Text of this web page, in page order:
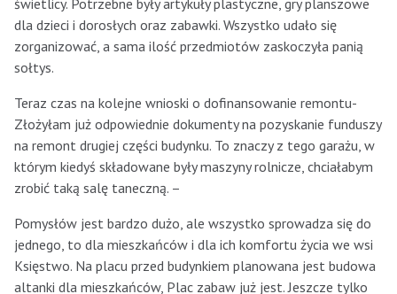
świetlicy. Potrzebne były artykuły plastyczne, gry planszowe
dla dzieci i dorosłych oraz zabawki. Wszystko udało się
zorganizować, a sama ilość przedmiotów zaskoczyła panią
sołtys.
Teraz czas na kolejne wnioski o dofinansowanie remontu-
Złożyłam już odpowiednie dokumenty na pozyskanie funduszy
na remont drugiej części budynku. To znaczy z tego garażu, w
którym kiedyś składowane były maszyny rolnicze, chciałabym
zrobić taką salę taneczną. –
Pomysłów jest bardzo dużo, ale wszystko sprowadza się do
jednego, to dla mieszkańców i dla ich komfortu życia we wsi
Księstwo. Na placu przed budynkiem planowana jest budowa
altanki dla mieszkańców, Plac zabaw już jest. Jeszcze tylko